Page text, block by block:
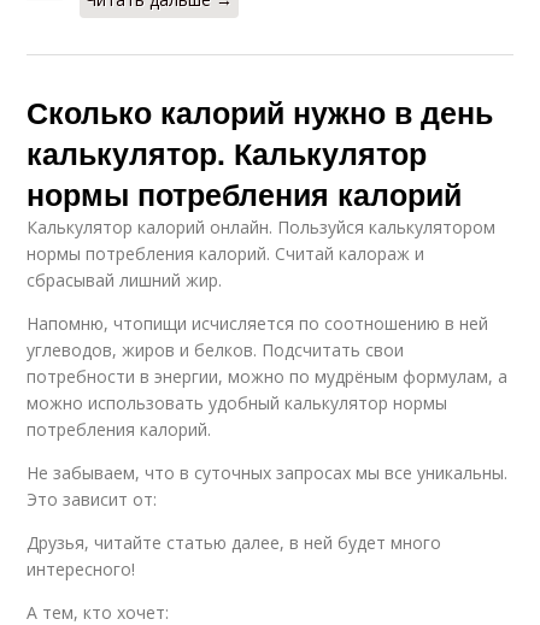
Сколько калорий нужно в день
калькулятор. Калькулятор
нормы потребления калорий
Калькулятор калорий онлайн. Пользуйся калькулятором
нормы потребления калорий. Считай калораж и
сбрасывай лишний жир.
Напомню, чтопищи исчисляется по соотношению в ней
углеводов, жиров и белков. Подсчитать свои
потребности в энергии, можно по мудрёным формулам, а
можно использовать удобный калькулятор нормы
потребления калорий.
Не забываем, что в суточных запросах мы все уникальны.
Это зависит от:
Друзья, читайте статью далее, в ней будет много
интересного!
А тем, кто хочет: